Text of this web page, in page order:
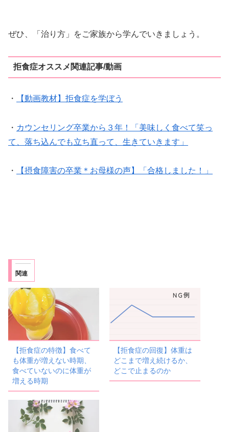
ぜひ、「治り方」をご家族から学んでいきましょう。
拒食症オススメ関連記事/動画
・ 【動画教材】拒食症を学ぼう
・ カウンセリング卒業から３年！「美味しく食べて笑っ
て、落ち込んでも立ち直って、生きていきます」
・ 【摂食障害の卒業＊お母様の声】「合格しました！」
関連
【拒食症の特徴】食べて
も体重が増えない時期、
食べていないのに体重が
増える時期
【拒食症の回復】体重は
どこまで増え続けるか、
どこで止まるのか